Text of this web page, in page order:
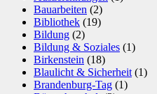
Bauarbeiten (2)
Bibliothek (19)
Bildung (2)
Bildung & Soziales (1)
Birkenstein (18)
Blaulicht & Sicherheit(1)
Brandenburg-Tag (1)